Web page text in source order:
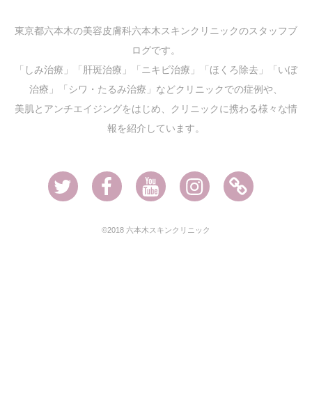
東京都六本木の美容皮膚科六本木スキンクリニックのスタッフブ
ログです。
「しみ治療」「肝斑治療」「ニキビ治療」「ほくろ除去」「いぼ
治療」「シワ・たるみ治療」などクリニックでの症例や、
美肌とアンチエイジングをはじめ、クリニックに携わる様々な情
報を紹介しています。
Twitter FacebookYoutube InstagramAmeblo
©2018 六本木スキンクリニック